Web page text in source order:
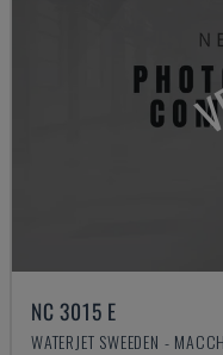
NC 3015 E
WATERJET SWEEDEN -